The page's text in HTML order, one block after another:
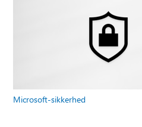
Microsoft-sikkerhed